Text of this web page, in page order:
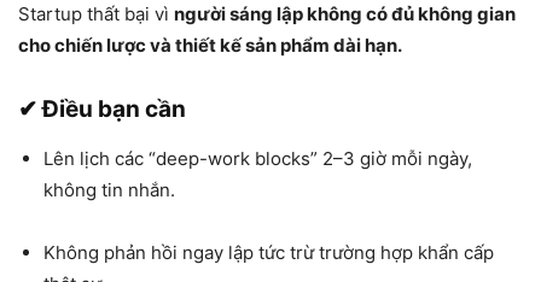
Startup thất bại vì người sáng lập không có đủ không gian
cho chiến lược và thiết kế sản phẩm dài hạn.
✔ Điều bạn cần
Lên lịch các “deep-work blocks” 2–3 giờ mỗi ngày,
không tin nhắn.
Không phản hồi ngay lập tức trừ trường hợp khẩn cấp